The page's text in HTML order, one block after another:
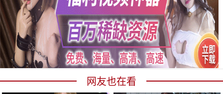
网友也在看